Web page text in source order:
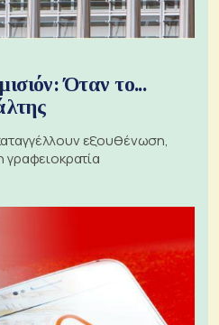
Όταν το...
εξουθένωση,
γραφειοκρατία